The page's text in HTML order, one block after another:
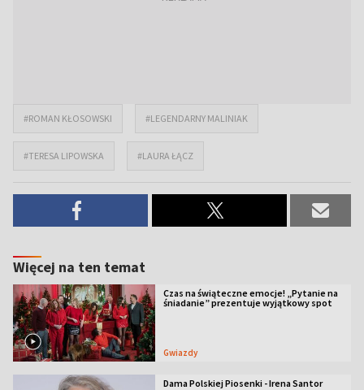
#ROMAN KŁOSOWSKI #LEGENDARNY MALINIAK
#TERESA LIPOWSKA #LAURA ŁĄCZ
Więcej na ten temat
Czas na świąteczne emocje! „Pytanie na
śniadanie” prezentuje wyjątkowy spot
Gwiazdy
Dama Polskiej Piosenki - Irena Santor